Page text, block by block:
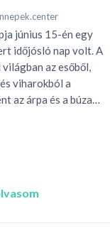
június 15-én egy
időjósló nap volt. A
az esőből,
viharokból a
az árpa és a búza…